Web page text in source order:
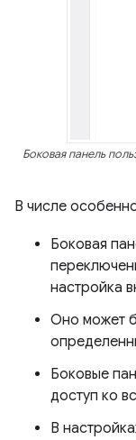
Боковая панель
В числе
Боковая
настройка
Оно может
Боковые
доступ ко
В